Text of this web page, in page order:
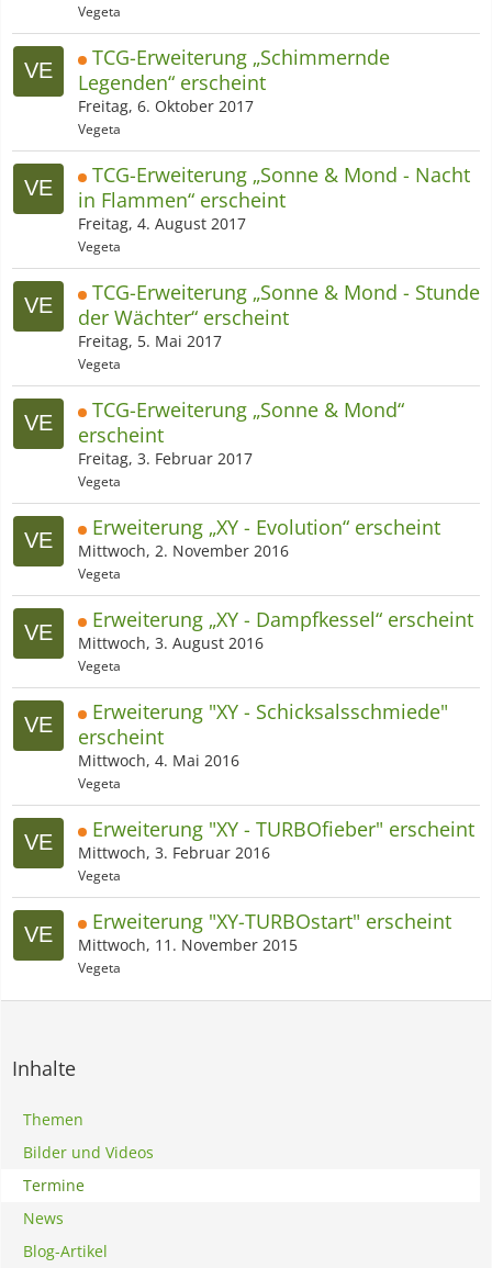
Vegeta
TCG-Erweiterung „Schimmernde
Legenden“​ erscheint
Freitag, 6. Oktober 2017
Vegeta
TCG-Erweiterung „Sonne & Mond - Nacht
in Flammen“​ erscheint
Freitag, 4. August 2017
Vegeta
TCG-Erweiterung „Sonne & Mond - Stunde
der Wächter“​ erscheint
Freitag, 5. Mai 2017
Vegeta
TCG-Erweiterung „Sonne & Mond“​
erscheint
Freitag, 3. Februar 2017
Vegeta
Erweiterung „XY - Evolution“​ erscheint
Mittwoch, 2. November 2016
Vegeta
Erweiterung „XY - Dampfkessel“​ erscheint
Mittwoch, 3. August 2016
Vegeta
Erweiterung "XY - Schicksalsschmiede"
erscheint
Mittwoch, 4. Mai 2016
Vegeta
Erweiterung "XY - TURBOfieber" erscheint
Mittwoch, 3. Februar 2016
Vegeta
Erweiterung "XY-TURBOstart" erscheint
Mittwoch, 11. November 2015
Vegeta
Inhalte
Themen
Bilder und Videos
Termine
News
Blog-Artikel